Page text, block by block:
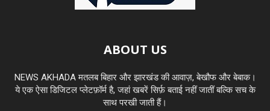
ABOUT US
NEWS AKHADA मतलब बिहार और झारखंड की आवाज़, बेखौफ और बेबाक।
ये एक ऐसा डिजिटल प्लेटफ़ॉर्म है, जहां खबरें सिर्फ़ बताई नहीं जातीं बल्कि सच के
साथ परखी जाती हैं।